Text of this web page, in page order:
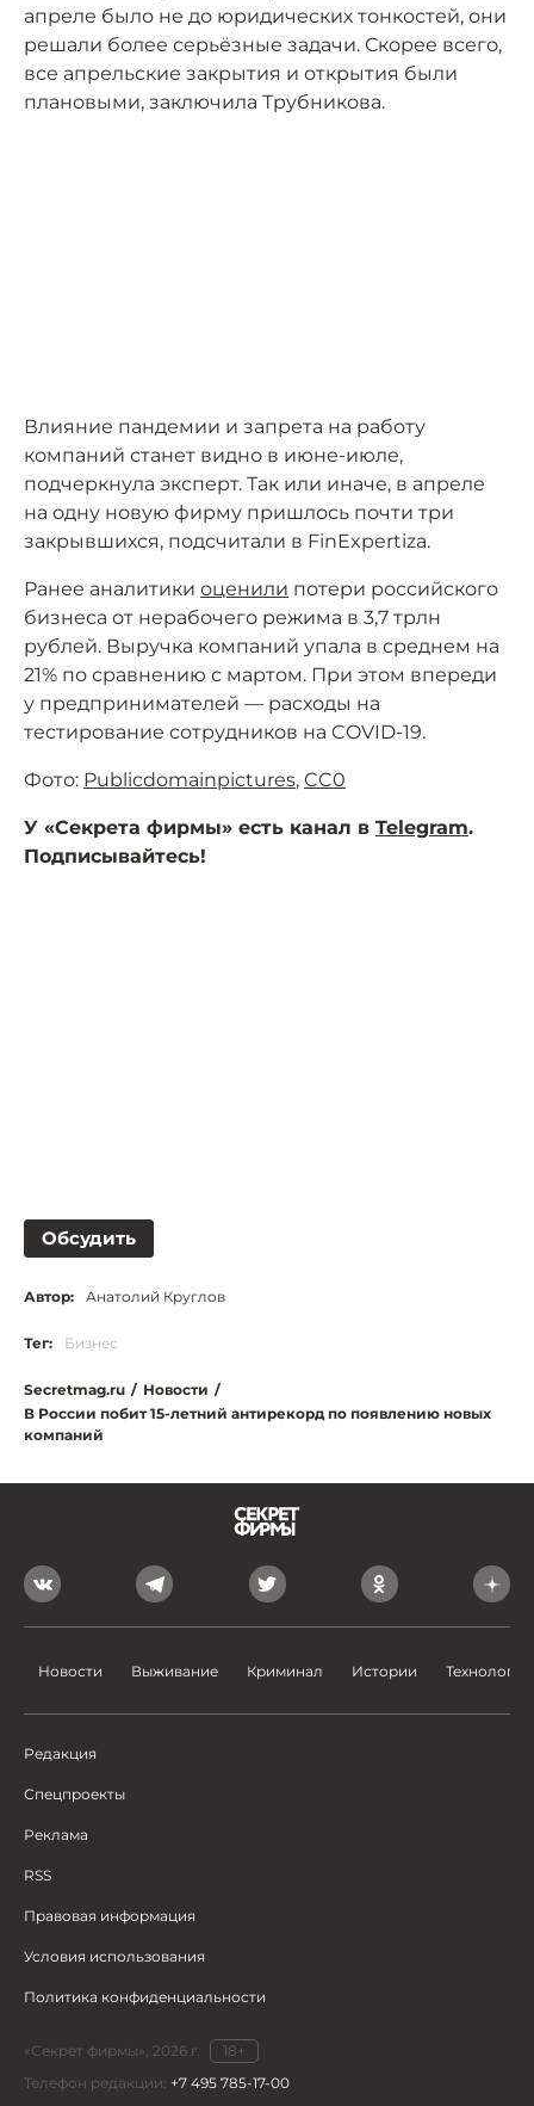
апреле было не до юридических тонкостей, они
решали более серьёзные задачи. Скорее всего,
все апрельские закрытия и открытия были
плановыми, заключила Трубникова.
Влияние пандемии и запрета на работу
компаний станет видно в июне-июле,
подчеркнула эксперт. Так или иначе, в апреле
на одну новую фирму пришлось почти три
закрывшихся, подсчитали в FinExpertiza.
Ранее аналитики оценили потери российского
бизнеса от нерабочего режима в 3,7 трлн
рублей. Выручка компаний упала в среднем на
21% по сравнению с мартом. При этом впереди
у предпринимателей — расходы на
тестирование сотрудников на COVID-19.
Фото: Publicdomainpictures, CC0
У «Секрета фирмы» есть канал в Telegram.
Подписывайтесь!
Обсудить
Автор: Анатолий Круглов
Тег: Бизнес
Secretmag.ru / Новости /
В России побит 15-летний антирекорд по появлению новых
компаний
Новости Выживание Криминал Истории Технологии
Редакция
Спецпроекты
Реклама
RSS
Правовая информация
Условия использования
Политика конфиденциальности
«Секрет фирмы», 2026 г.
18+
Телефон редакции: +7 495 785-17-00